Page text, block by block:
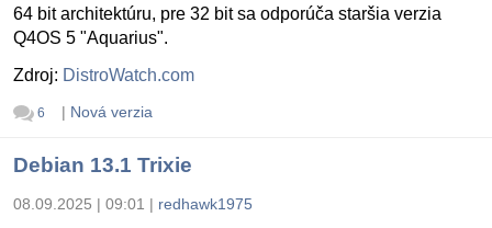
64 bit architektúru, pre 32 bit sa odporúča staršia verzia
Q4OS 5 "Aquarius".
Zdroj: DistroWatch.com
6 | Nová verzia
Debian 13.1 Trixie
08.09.2025 | 09:01 | redhawk1975